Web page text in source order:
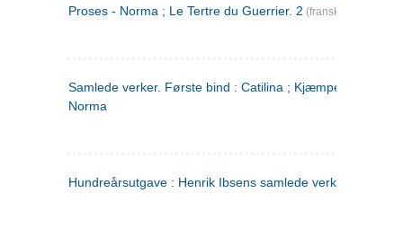
Proses - Norma ; Le Tertre du Guerrier. 2 (fransk)
Samlede verker. Første bind : Catilina ; Kjæmpehøien ;
Norma
Hundreårsutgave : Henrik Ibsens samlede verker. 1